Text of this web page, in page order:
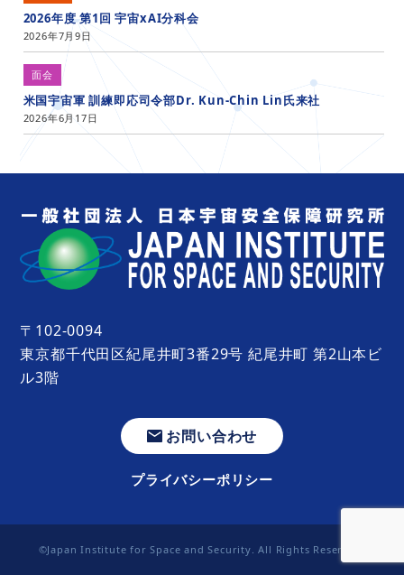
2026年度 第1回 宇宙xAI分科会
2026年7月9日
面会
米国宇宙軍 訓練即応司令部Dr. Kun-Chin Lin氏来社
2026年6月17日
〒102-0094
東京都千代田区紀尾井町3番29号 紀尾井町 第2山本ビ
ル3階
お問い合わせ
プライバシーポリシー
©Japan Institute for Space and Security. All Rights Reserved.